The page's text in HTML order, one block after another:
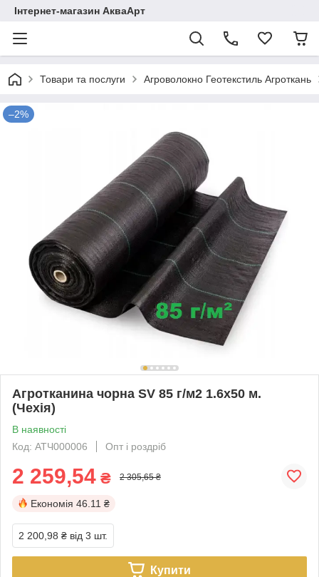
Інтернет-магазин АкваАрт
Товари та послуги Агроволокно Геотекстиль Агроткань
–2%
Агротканина чорна SV 85 г/м2 1.6х50 м.
(Чехія)
В наявності
Код: АТЧ000006
Опт і роздріб
2 259,54 ₴ 2 305,65 ₴
Економія 46.11 ₴
2 200,98 ₴ від 3 шт.
Купити